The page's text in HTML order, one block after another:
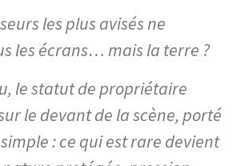
les plus avisés ne
les écrans… mais la terre ?
le statut de propriétaire
le devant de la scène, porté
: ce qui est rare devient